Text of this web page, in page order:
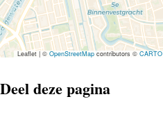
Leaflet|©OpenStreetMapcontributors ©CARTO
Deel deze pagina